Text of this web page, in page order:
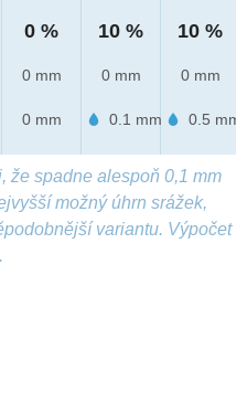
0 %
0 mm
0 mm
10 %
0 mm
0.1 mm
10 %
0 mm
0.5 mm
že spadne alespoň 0,1 mm
možný úhrn srážek,
variantu. Výpočet